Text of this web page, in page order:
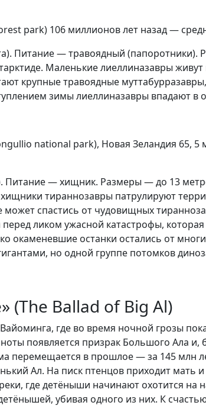
park) 106 миллионов лет назад —
Питание — травоядный
Маленькие лиеллиназавры
крупные травоядные
зимы лиеллиназавры впадают в
national park), Новая Зеландия 65,
— хищник. Размеры — до 13
тираннозавры патрулируют
спастись от чудовищных
ликом ужасной катастрофы,
окаменевшие останки остались от
но одной группе потомков
(The Ballad of Big Al)
где во время ночной грозы
появляется призрак Большого Ала
перемещается в прошлое — за 145 млн
Ал. На писк птенцов приходит
где детёныши начинают охотится
убивая одного из них. К